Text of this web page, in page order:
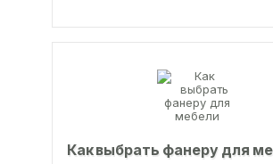
Как выбрать фанеру для